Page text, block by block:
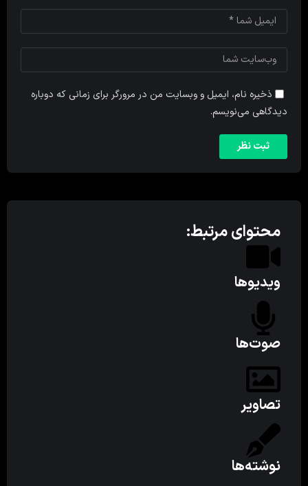
ذخیره نام، ایمیل و وبسایت من در مرورگر برای زمانی که دوباره
دیدگاهی می‌نویسم.
محتوای مرتبط:
ویدیوها
صوت‌ها
تصاویر
نوشته‌ها